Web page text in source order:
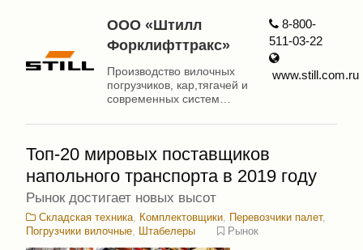
ООО «Штилл
Форклифттракс»
Производство вилочных
погрузчиков, кар,тягачей и
современных систем
8-800-
511-03-22
www.still.com.ru
Топ-20 мировых поставщиков
напольного транспорта в 2019 году
Рынок достигает новых высот
Складская техника Комплектовщики Перевозчики палет,
Погрузчики вилочные
Штабелеры Рынок